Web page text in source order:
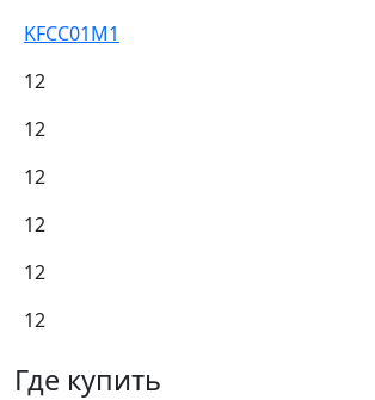
KFCC01M1
12
12
12
12
12
12
Где купить